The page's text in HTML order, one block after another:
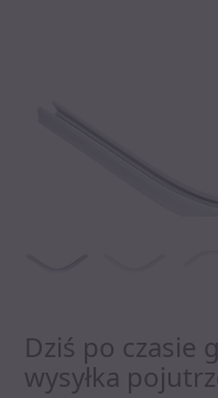
Dziś po czasie
wysyłka